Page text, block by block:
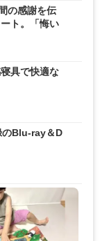
の感謝を伝
ト。「悔い
具で快適な
のBlu-ray＆D